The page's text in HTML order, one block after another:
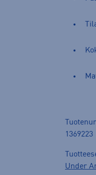
1369223
Under